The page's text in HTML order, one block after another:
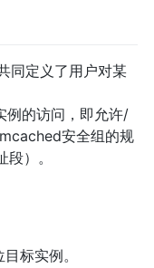
同定义了用户对某
例的访问，即允许/
安全组的规
）。
标实例。